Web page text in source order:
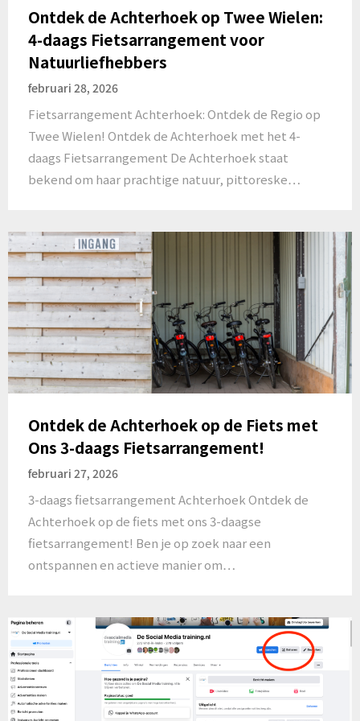
Ontdek de Achterhoek op Twee Wielen:
4-daags Fietsarrangement voor
Natuurliefhebbers
februari 28, 2026
Fietsarrangement Achterhoek: Ontdek de Regio op
Twee Wielen! Ontdek de Achterhoek met het 4-
daags Fietsarrangement De Achterhoek staat
bekend om haar prachtige natuur, pittoreske…
Ontdek de Achterhoek op de Fiets met
Ons 3-daags Fietsarrangement!
februari 27, 2026
3-daags fietsarrangement Achterhoek Ontdek de
Achterhoek op de fiets met ons 3-daagse
fietsarrangement! Ben je op zoek naar een
ontspannen en actieve manier om…